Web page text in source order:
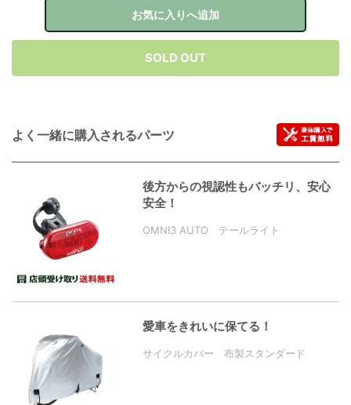
お気に入りへ追加
SOLD OUT
よく一緒に購入されるパーツ
後方からの視認性もバッチリ、安心
安全！
OMNI3 AUTO テールライト
愛車をきれいに保てる！
サイクルカバー 布製スタンダード